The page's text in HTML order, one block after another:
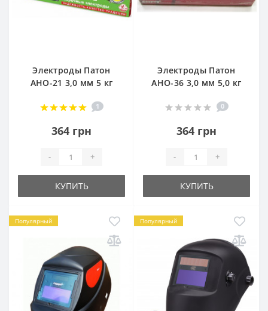
Электроды Патон
АНО-21 3,0 мм 5 кг
1
364 грн
- +
КУПИТЬ
Электроды Патон
АНО-36 3,0 мм 5,0 кг
0
364 грн
- +
КУПИТЬ
Популярный Популярный